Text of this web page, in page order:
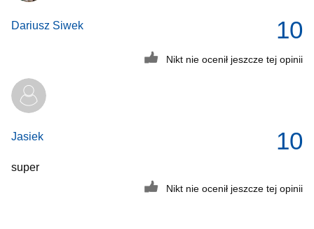
10
Dariusz Siwek
Nikt nie ocenił jeszcze tej opinii
10
Jasiek
super
Nikt nie ocenił jeszcze tej opinii